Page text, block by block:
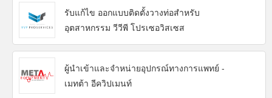
รับแก้ไข ออกแบบติดตั้งวางท่อสำหรับ
อุตสาหกรรม วีวีพี โปรเซอวิสเซส
ผู้นำเข้าและจำหน่ายอุปกรณ์ทางการแพทย์ -
เมทต้า อีควิปเมนท์